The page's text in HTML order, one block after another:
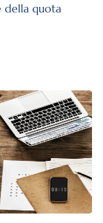
della quota